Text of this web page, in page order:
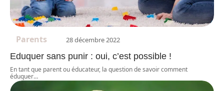
Parents 28 décembre 2022
Eduquer sans punir : oui, c’est possible !
En tant que parent ou éducateur, la question de savoir comment
éduquer…